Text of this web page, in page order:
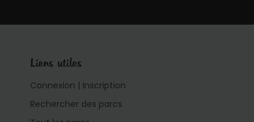
Liens utiles
Connexion | Inscription
Rechercher des parcs